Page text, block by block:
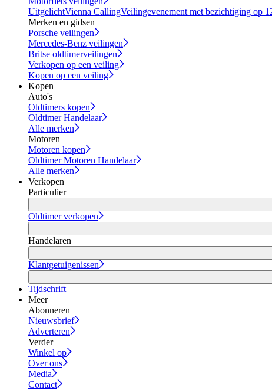
UitgelichtVienna CallingVeilingevenement met bezichtiging op
Merken en gidsen
Porsche veilingen
Mercedes-Benz veilingen
Britse oldtimerveilingen
Verkopen op een veiling
Kopen op een veiling
Kopen
Auto's
Oldtimers kopen
Oldtimer Handelaar
Alle merken
Motoren
Motoren kopen
Oldtimer Motoren Handelaar
Alle merken
Verkopen
Particulier
Oldtimer verkopen
Handelaren
Klantgetuigenissen
Tijdschrift
Meer
Abonneren
Nieuwsbrief
Adverteren
Verder
Winkel op
Over ons
Media
Contact